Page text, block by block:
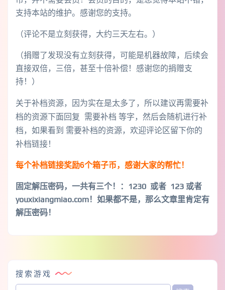
支持本站的维护。感谢您的支持。
（评论不是立刻获得，大约三天左右。）
（捐赠了发现没有立刻获得，可能是机器故障，后续会
直接双倍，三倍，甚至十倍补偿！感谢您的捐赠支
持！）
关于补档资源，因为实在是太多了，所以建议再需要补
档的资源下面回复 需要补档 等字，然后会随机进行补
档，如果看到 需要补档的资源，欢迎评论区留下你的
补档链接！
每个补档链接奖励6个箱子币，感谢大家的帮忙！
固定解压密码，一共有三个！
：1230 或者 123 或者
youxixiangmiao.com！如果都不是，那么文章里肯定有
解压密码！
搜索游戏